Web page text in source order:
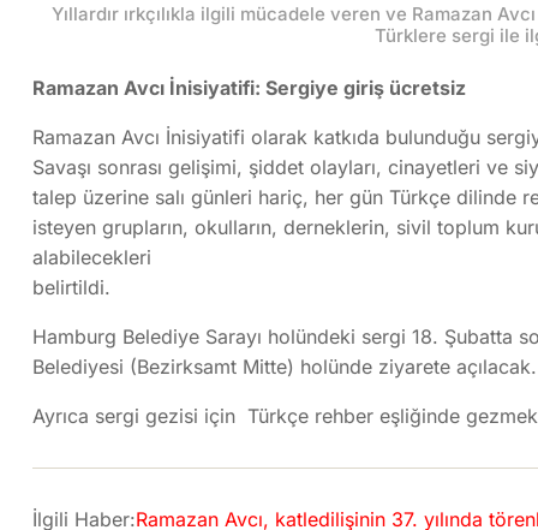
Yıllardır ırkçılıkla ilgili mücadele veren ve Ramazan
Türklere sergi ile
Ramazan Avcı İnisiyatifi: Sergiye giriş ücretsiz
Ramazan Avcı İnisiyatifi olarak katkıda bulunduğu
Savaşı sonrası gelişimi, şiddet olayları, cinayetleri ve
talep üzerine salı günleri hariç, her gün Türkçe dilinde
isteyen grupların, okulların, derneklerin, sivil toplum
alabilecekleri
belirtildi.
Hamburg Belediye Sarayı holündeki sergi 18. Şubatta
Belediyesi (Bezirksamt Mitte) holünde ziyarete açılacak.
Ayrıca sergi gezisi için Türkçe rehber eşliğinde gezmek
İlgili Haber:Ramazan Avcı, katledilişinin 37. yılında